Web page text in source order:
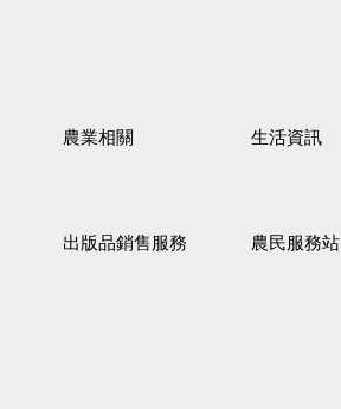
農業相關 生活資訊
出版品銷售服務 農民服務站